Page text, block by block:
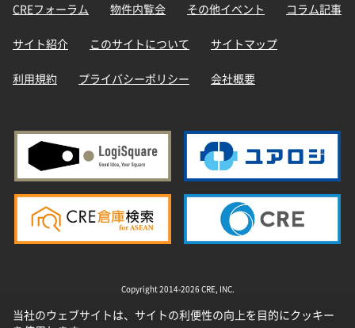
CREフォーラム 物件内覧会 その他イベント コラム記事
サイト紹介 このサイトについて サイトマップ
利用規約 プライバシーポリシー 会社概要
Copyright 2014-2026 CRE, INC.
当社のウェブサイトは、サイトの利便性の向上を目的にクッキー